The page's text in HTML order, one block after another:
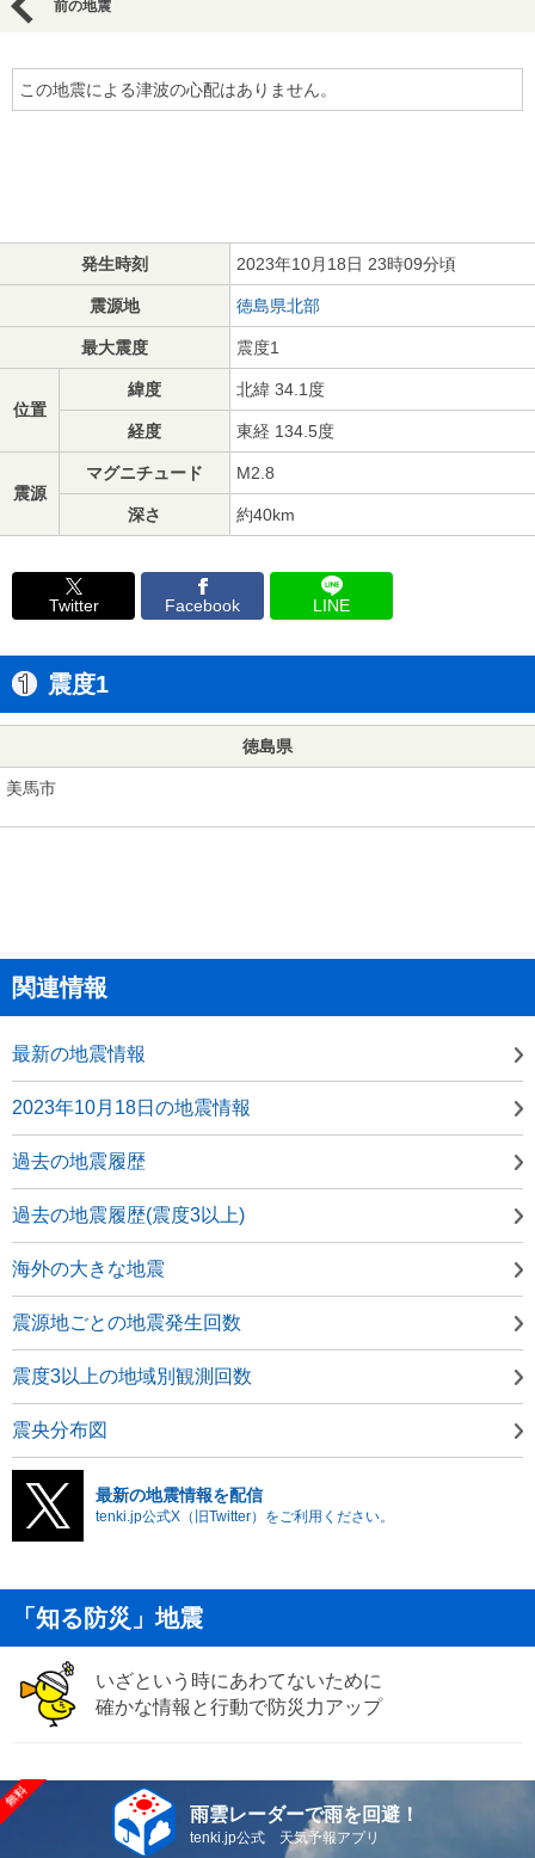
前の地震
この地震による津波の心配はありません。
発生時刻 2023年10月18日 23時09分頃
震源地 徳島県北部
最大震度 震度1
位置
緯度 北緯 34.1度
経度 東経 134.5度
震源
マグニチュード M2.8
深さ 約40km
Twitter Facebook LINE
震度1
徳島県
美馬市
関連情報
最新の地震情報
2023年10月18日の地震情報
過去の地震履歴
過去の地震履歴(震度3以上)
海外の大きな地震
震源地ごとの地震発生回数
震度3以上の地域別観測回数
震央分布図
最新の地震情報を配信
tenki.jp公式X（旧Twitter）をご利用ください。
「知る防災」地震
いざという時にあわてないために
確かな情報と行動で防災力アップ
雨雲レーダーで雨を回避！
tenki.jp公式 天気予報アプリ